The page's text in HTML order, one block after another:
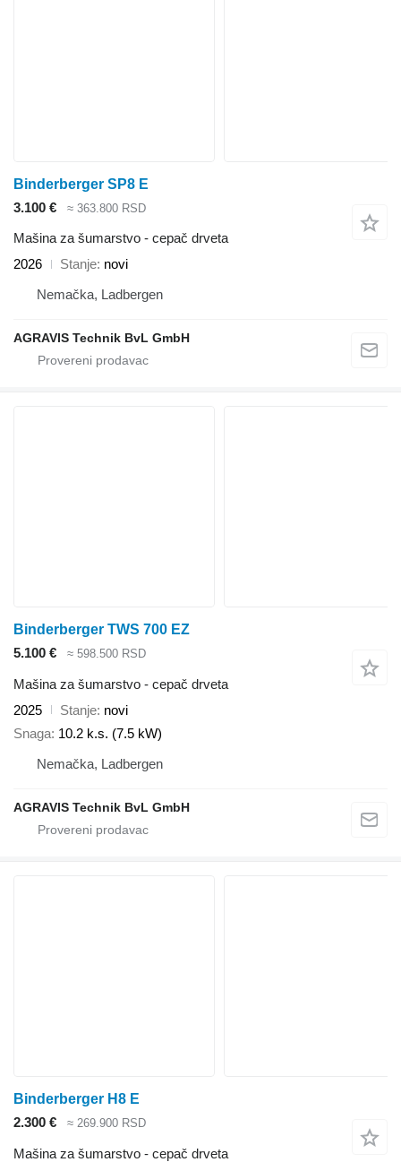
Binderberger SP8 E
3.100 €
≈ 363.800 RSD
Mašina za šumarstvo - cepač drveta
2026
Stanje novi
Nemačka, Ladbergen
AGRAVIS Technik BvL GmbH
Binderberger TWS 700 EZ
5.100 €
≈ 598.500 RSD
Mašina za šumarstvo - cepač drveta
2025
Stanje novi
Snaga 10.2 k.s. (7.5 kW)
Nemačka, Ladbergen
AGRAVIS Technik BvL GmbH
Binderberger H8 E
2.300 €
≈ 269.900 RSD
Mašina za šumarstvo - cepač drveta